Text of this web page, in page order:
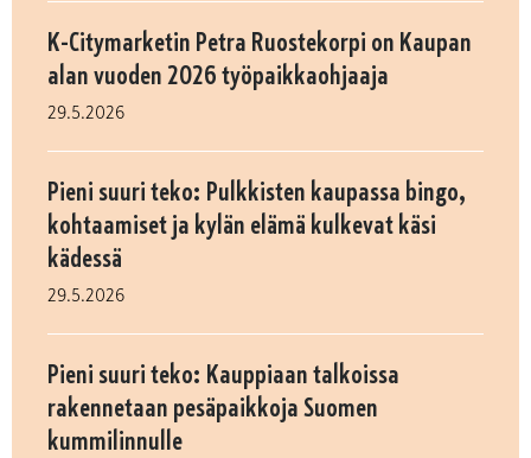
K-Citymarketin Petra Ruostekorpi on Kaupan
alan vuoden 2026 työpaikkaohjaaja
29.5.2026
Pieni suuri teko: Pulkkisten kaupassa bingo,
kohtaamiset ja kylän elämä kulkevat käsi
kädessä
29.5.2026
Pieni suuri teko: Kauppiaan talkoissa
rakennetaan pesäpaikkoja Suomen
kummilinnulle